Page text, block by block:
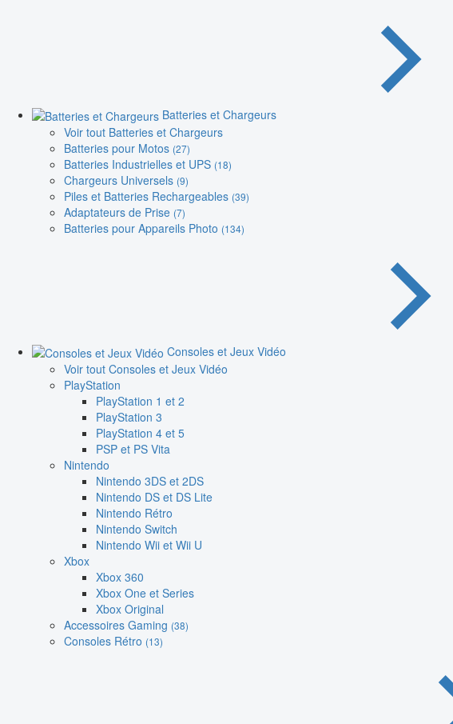
Batteries et Chargeurs
Voir tout Batteries et Chargeurs
Batteries pour Motos (27)
Batteries Industrielles et UPS (18)
Chargeurs Universels (9)
Piles et Batteries Rechargeables (39)
Adaptateurs de Prise (7)
Batteries pour Appareils Photo (134)
Consoles et Jeux Vidéo
Voir tout Consoles et Jeux Vidéo
PlayStation
PlayStation 1 et 2
PlayStation 3
PlayStation 4 et 5
PSP et PS Vita
Nintendo
Nintendo 3DS et 2DS
Nintendo DS et DS Lite
Nintendo Rétro
Nintendo Switch
Nintendo Wii et Wii U
Xbox
Xbox 360
Xbox One et Series
Xbox Original
Accessoires Gaming (38)
Consoles Rétro (13)